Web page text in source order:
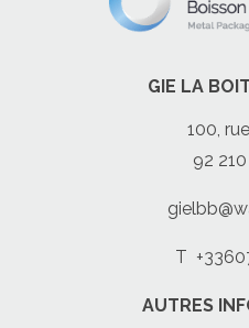
GIE LA
100,
92
T
AUTRES